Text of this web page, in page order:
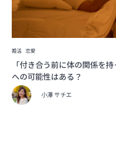
婚活 恋愛
「付き合う前に体の関係を
への可能性はある？
小澤 サチエ